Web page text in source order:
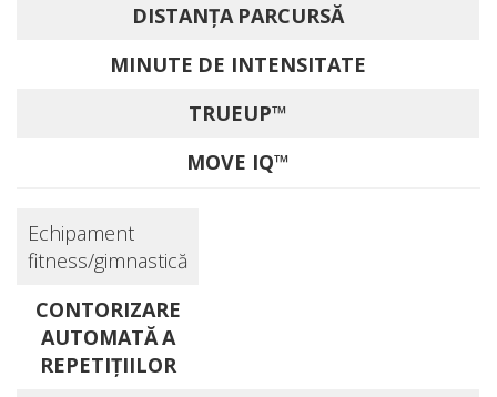
DISTANŢA PARCURSĂ
MINUTE DE INTENSITATE
TRUEUP™
MOVE IQ™
Echipament
fitness/gimnastică
CONTORIZARE
AUTOMATĂ A
REPETIŢIILOR